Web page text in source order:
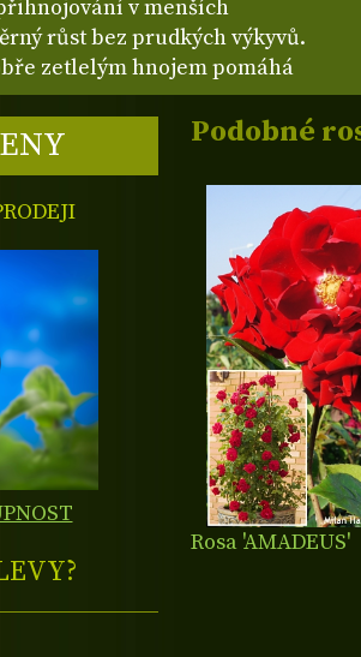
v menších
růst bez prudkých výkyvů.
zetlelým hnojem pomáhá
Podobné
Rosa 'AMADEUS'